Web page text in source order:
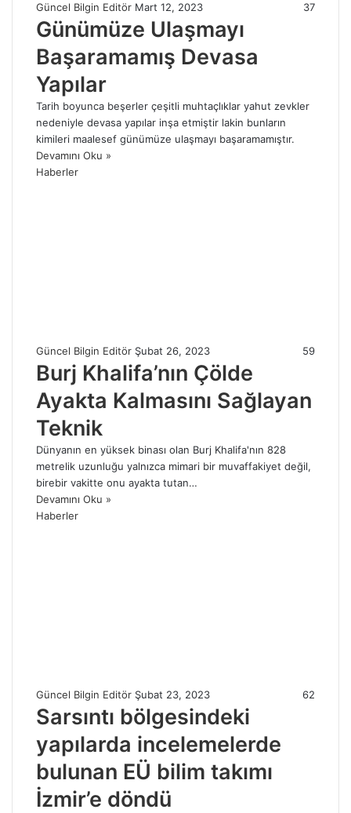
Güncel Bilgin Editör Mart 12, 2023 37
Günümüze Ulaşmayı
Başaramamış Devasa
Yapılar
Tarih boyunca beşerler çeşitli muhtaçlıklar yahut zevkler
nedeniyle devasa yapılar inşa etmiştir lakin bunların
kimileri maalesef günümüze ulaşmayı başaramamıştır.
Devamını Oku »
Haberler
Güncel Bilgin Editör Şubat 26, 2023 59
Burj Khalifa’nın Çölde
Ayakta Kalmasını Sağlayan
Teknik
Dünyanın en yüksek binası olan Burj Khalifa'nın 828
metrelik uzunluğu yalnızca mimari bir muvaffakiyet değil,
birebir vakitte onu ayakta tutan…
Devamını Oku »
Haberler
Güncel Bilgin Editör Şubat 23, 2023 62
Sarsıntı bölgesindeki
yapılarda incelemelerde
bulunan EÜ bilim takımı
İzmir’e döndü